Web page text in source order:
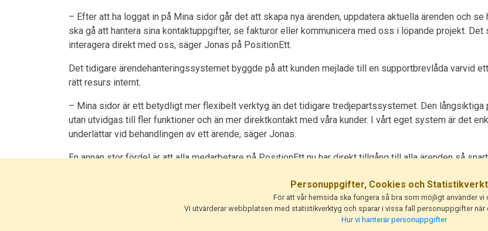
– Efter att ha loggat in på Mina sidor går det att skapa nya ärenden, uppdatera aktuella ärenden och
ska gå att hantera sina kontaktuppgifter, se fakturor eller kommunicera med oss i löpande projekt. Det
interagera direkt med oss, säger Jonas på PositionEtt.
Det tidigare ärendehanteringssystemet byggde på att kunden mejlade till en supportbrevlåda varvid
rätt resurs internt.
– Mina sidor är ett betydligt mer flexibelt verktyg än det tidigare tredjepartssystemet. Den långsiktiga
utan utvidgas till fler funktioner och än mer direktkontakt med våra kunder. I vårt eget system är det
underlättar vid behandlingen av ett ärende, säger Jonas.
En annan stor fördel är att alla medarbetare på PositionEtt nu har direkt tillgång till alla ärenden så
– Vi försöker helt enkelt kapa onödiga steg i processen. På det här sättet får vi fler ögon, fler händer
en VIP-ingång, en direktkanal till alla medarbetare, för att få den assistans du behöver. När du behöver
Personuppgifter, Cookies och
För att vår hemsida ska fungera så bra som möjligt använder vi
Vi utvärderar webbplatsen med statistikverktyg och sparar i vissa fall personuppgifter när
Hur vi hanterar personuppgifter